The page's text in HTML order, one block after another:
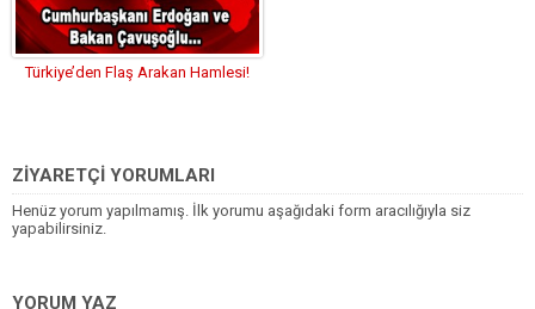
Türkiye’den Flaş Arakan Hamlesi!
ZİYARETÇİ YORUMLARI
Henüz yorum yapılmamış. İlk yorumu aşağıdaki form aracılığıyla siz
yapabilirsiniz.
YORUM YAZ